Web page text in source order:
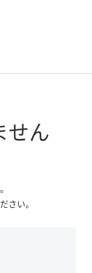
せん
さい。